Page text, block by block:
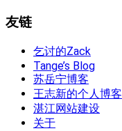
友链
乞讨的Zack
Tange’s Blog
苏岳宁博客
王志新的个人博客
湛江网站建设
关于